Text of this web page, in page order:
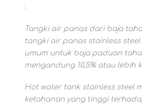
:
Tangki air panas dari baja
tangki air panas stainless
umum untuk baja paduan
mengandung 10,5% atau lebih
Hot water tank stainless steel
ketahanan yang tinggi